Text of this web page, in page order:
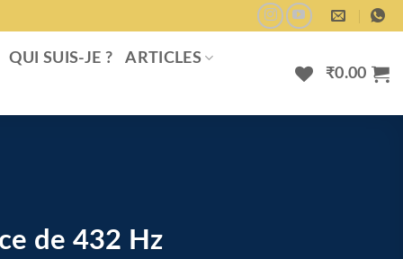
QUI SUIS-JE ? ARTICLES
₹0.00
de 432 Hz